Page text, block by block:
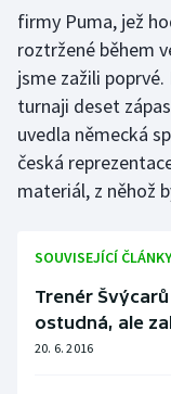
firmy Puma, jež
roztržené během
jsme zažili
turnaji deset
uvedla německá
česká
materiál, z něhož
SOUVISEJÍCÍ ČLÁNKY
Trenér
ostudná, ale
20. 6. 2016